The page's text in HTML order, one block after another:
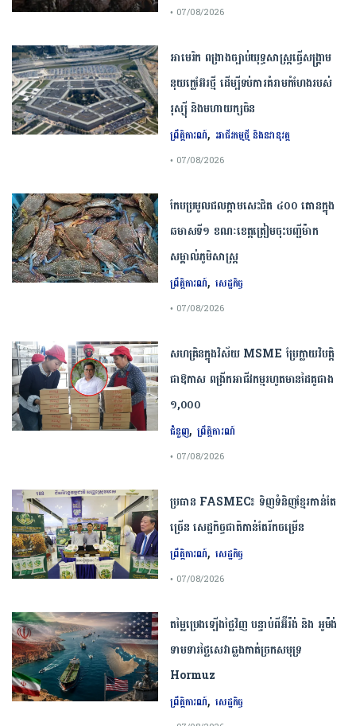
• 07/08/2026
​អាមេរិក​ ពង្រាងច្បាប់​យុទ្ធសាស្ត្រ​ធ្វើ​សង្គ្រាម​
នុយក្លេអ៊ែរ​ថ្មី ដើម្បីទប់ការគំរាមកំហែងរបស់​
រុស្ស៊ី និងមហាយក្សចិន
ព្រឹត្តិការណ៍, អាជីវកម្មថ្មី និងនវានុវត្ត
• 07/08/2026
កែប​ប្រមូល​ផល​ក្តាម​សេះ​ជិត​ ​៤០០ ​តោន​ក្នុង​
ឆមាស​ទី​១​ ​ខណៈ​ខេត្ត​ត្រៀម​ចុះបញ្ជី​ម៉ាក​
សម្គាល់​ភូមិសាស្ត្រ​
ព្រឹត្តិការណ៍, សេដ្ឋកិច្ច
• 07/08/2026
សហគ្រិនក្នុងវិស័យ MSME ប្រែក្លាយវិបត្តិ
ជាឱកាស ពង្រីកអាជីវកម្មរហូតមានដៃគូជាង
១,០០០
ជំនួញ,ព្រឹត្តិការណ៍
• 07/08/2026
ប្រធាន​​ ​FASMEC​៖​ ​ទិញ​ទំនិញ​ខ្មែរ​កាន់តែ​
ច្រើន​ ​សេដ្ឋកិច្ច​ជាតិ​កាន់តែ​រីកចម្រើន​
ព្រឹត្តិការណ៍, សេដ្ឋកិច្ច
• 07/08/2026
តម្លៃប្រេងឡើងថ្លៃវិញ បន្ទាប់ពីអ៊ីរ៉ង់ និង អូម៉ង់
ទាមទារថ្លៃសេវាឆ្លងកាត់ច្រកសមុទ្រ
Hormuz
ព្រឹត្តិការណ៍, សេដ្ឋកិច្ច